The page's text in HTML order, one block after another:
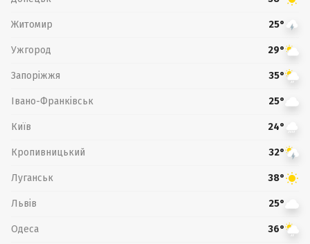
Житомир 25°
Ужгород 29°
Запоріжжя 35°
Івано-Франківськ 25°
Київ 24°
Кропивницький 32°
Луганськ 38°
Львів 25°
Одеса 36°